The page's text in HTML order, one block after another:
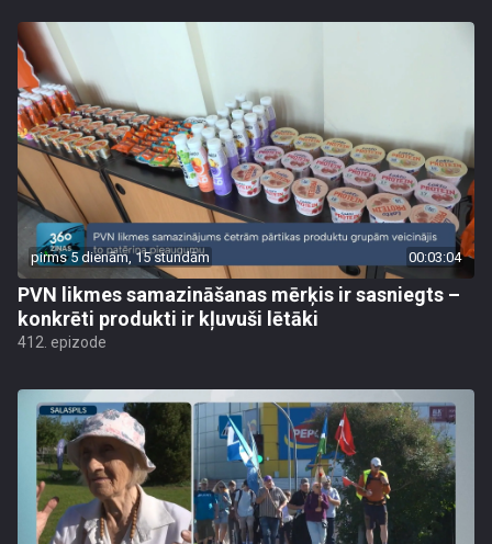
pirms 5 dienām, 15 stundām 00:03:04
PVN likmes samazināšanas mērķis ir sasniegts –
konkrēti produkti ir kļuvuši lētāki
412. epizode